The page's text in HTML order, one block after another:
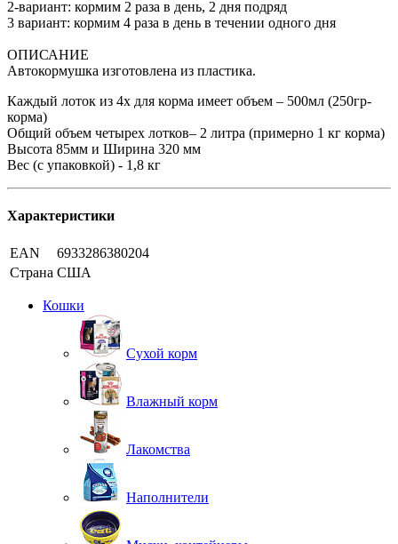
2-вариант: кормим 2 раза в день, 2 дня подряд
3 вариант: кормим 4 раза в день в течении одного дня
ОПИСАНИЕ
Автокормушка изготовлена из пластика.
Каждый лоток из 4х для корма имеет объем – 500мл (250гр-
корма)
Общий объем четырех лотков– 2 литра (примерно 1 кг корма)
Высота 85мм и Ширина 320 мм
Вес (с упаковкой) - 1,8 кг
Характеристики
EAN
6933286380204
Страна США
Кошки
Сухой корм
Влажный корм
Лакомства
Наполнители